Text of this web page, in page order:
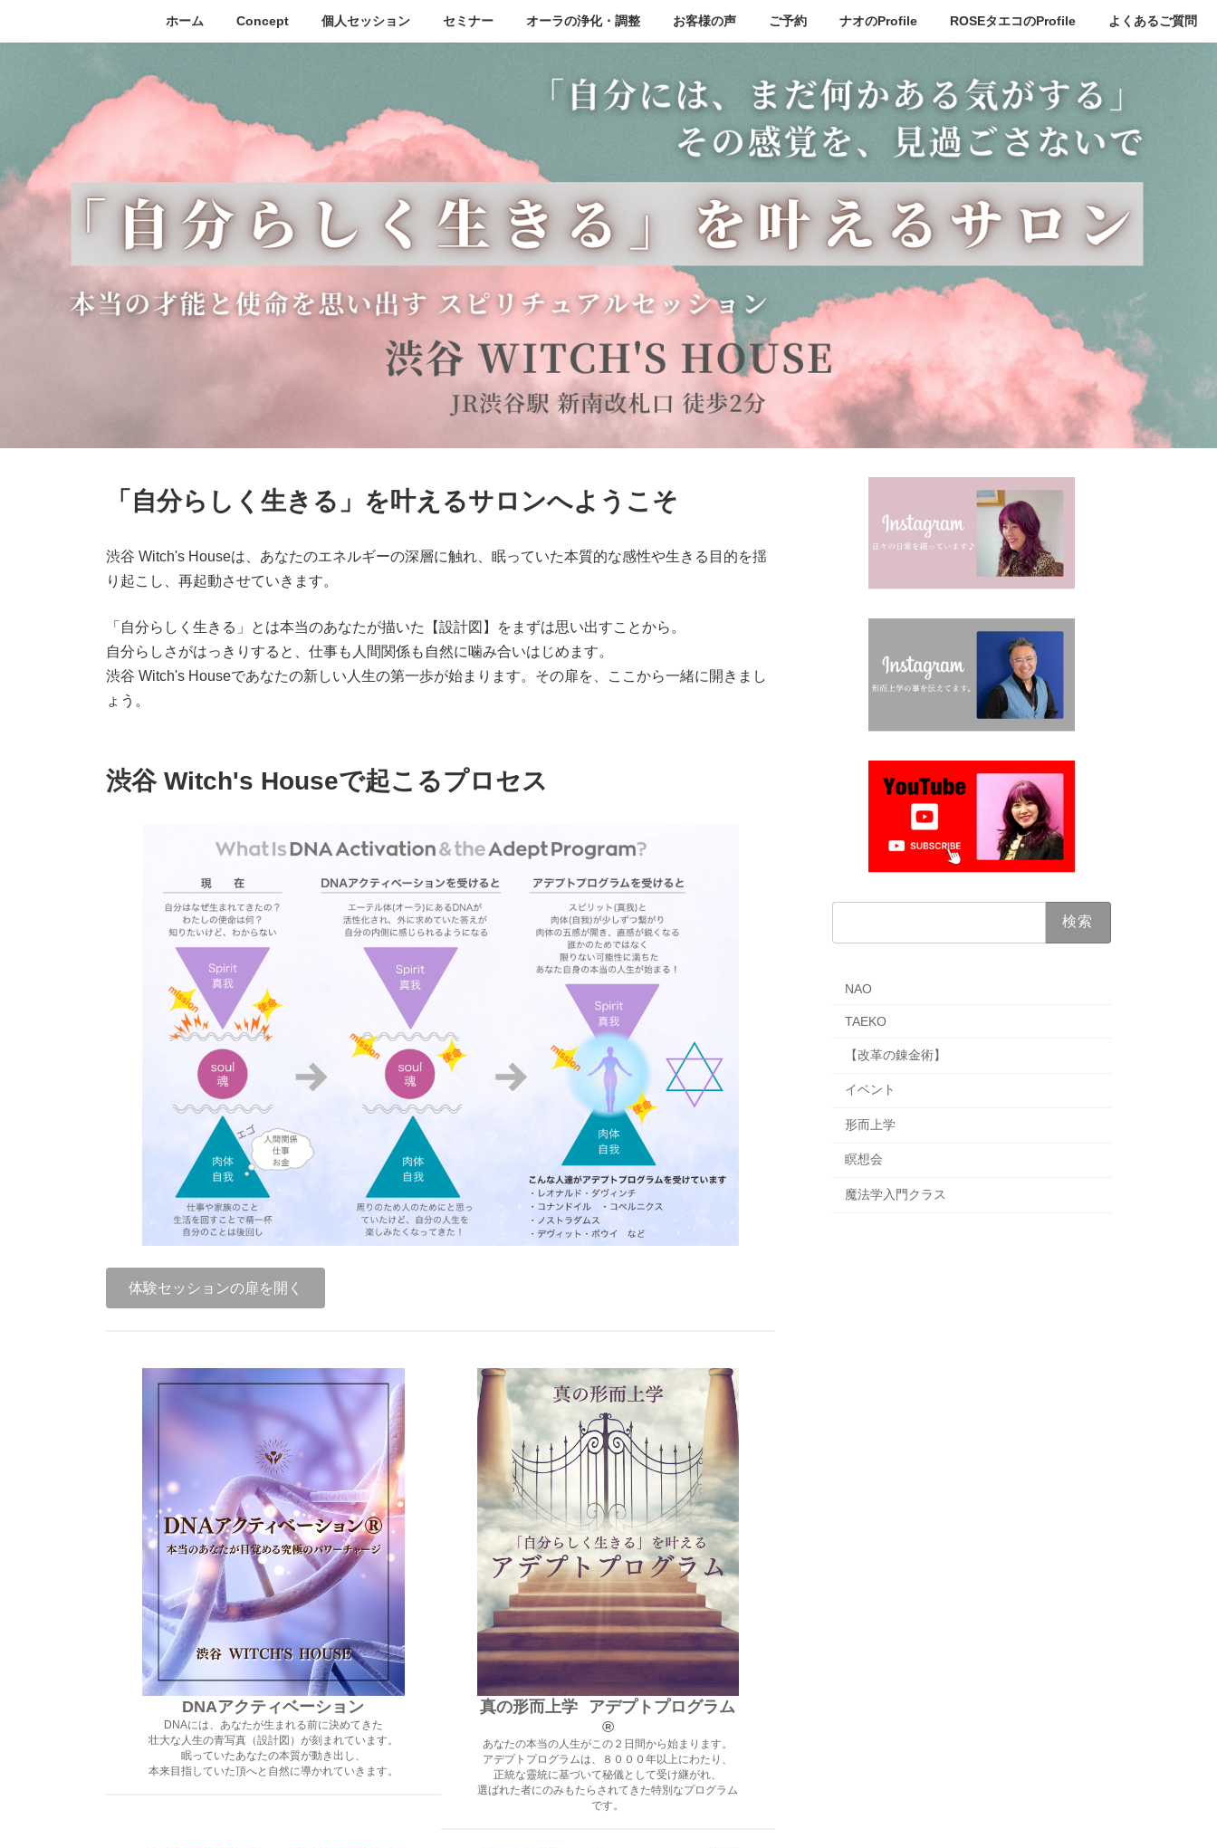
テ
プ
ゲ
動
ホーム Concept 個人セッション セミナー オーラの浄化・調整 お客様の声 ご予約 ナオのProfile ROSEタエコのProfile よくあるご質問
「自分らしく生きる」を叶えるサロンへようこそ
渋谷 Witch's Houseは、あなたのエネルギーの深層に触れ、眠っていた本質的な感性や生きる目的を揺
り起こし、再起動させていきます。
「自分らしく生きる」とは本当のあなたが描いた【設計図】をまずは思い出すことから。
自分らしさがはっきりすると、仕事も人間関係も自然に噛み合いはじめます。
渋谷 Witch's Houseであなたの新しい人生の第一歩が始まります。その扉を、ここから一緒に開きまし
ょう。
渋谷 Witch's Houseで起こるプロセス
体験セッションの扉を開く
DNAアクティベーション
DNAには、あなたが生まれる前に決めてきた
壮大な人生の青写真（設計図）が刻まれています。
眠っていたあなたの本質が動き出し、
本来目指していた頂へと自然に導かれていきます。
真の形而上学
アデプトプログラム
®︎
あなたの本当の人生がこの２日間から始まります。
アデプトプログラムは、８０００年以上にわたり、
正統な靈統に基づいて秘儀として受け継がれ、
選ばれた者にのみもたらされてきた特別なプログラム
です。
NAO
TAEKO
【改革の錬金術】
イベント
形而上学
瞑想会
魔法学入門クラス